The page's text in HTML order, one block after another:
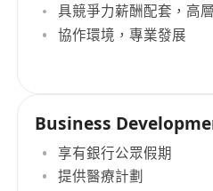
具競爭力薪酬配套，高
協作環境，專業發展
Business
享有銀行公眾假期
提供醫療計劃